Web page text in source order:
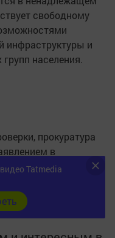
свободному
инфраструктуры и
населения.
прокуратура
в
находится на
района
Tatmedia